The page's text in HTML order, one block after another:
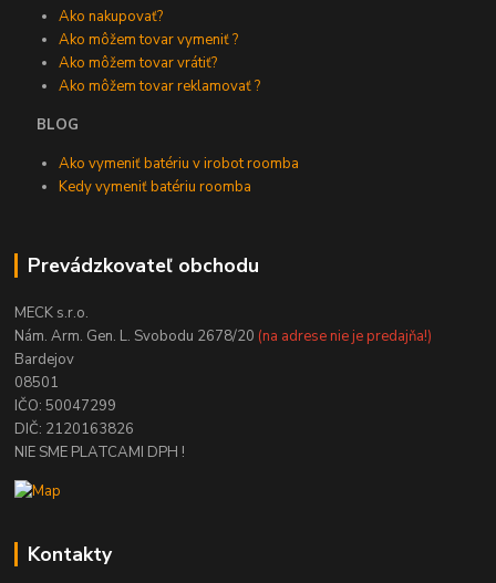
Ako nakupovať?
Ako môžem tovar vymeniť ?
Ako môžem tovar vrátiť?
Ako môžem tovar reklamovať ?
BLOG
Ako vymeniť batériu v irobot roomba
Kedy vymeniť batériu roomba
Prevádzkovateľ obchodu
MECK s.r.o.
Nám. Arm. Gen. L. Svobodu 2678/20 (na adrese nie je predajňa!)
Bardejov
08501
IČO: 50047299
DIČ: 2120163826
NIE SME PLATCAMI DPH !
Kontakty